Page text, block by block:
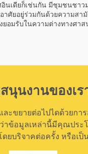
นเดียก็เช่นกัน มีชุมชนชาว
าศัยอยู่ร่วมกันด้วยความสา
ยอมรับในความต่างทางศา
นุนงานของเร
ละขยายต่อไปไดด้วยกา
าข้อมูลเหล่านี้มีคุณประ
ยบริจาคต่อครั้ง หรือเป็